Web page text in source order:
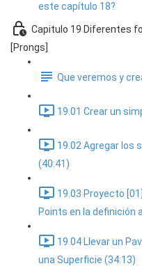
este capítulo 18?
Capitulo 19 Diferentes
[Prongs]
Que veremos y
19.01 Crear un
19.02 Agregar los
(40:41)
19.03 Proyecto
Points en la definición
19.04 Llevar un
una Superficie (34:13)